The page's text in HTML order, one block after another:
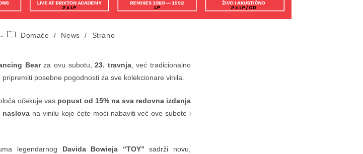
PostDomaće / News / Strano
Bearza ovu subotu,23. travnja, već tradicionalno
posebne pogodnosti za sve kolekcionare vinila.
očekuje vas popust od 15% na sva redovna izdanja
naslova na vinilu koje ćete moći nabaviti već ove subote i
legendarnog Davida Bowieja “TOY” sadrži novu,